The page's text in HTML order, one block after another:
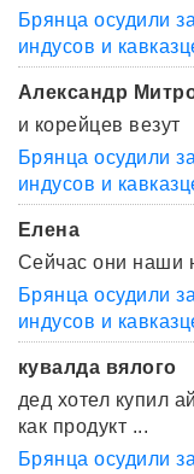
Брянца осудили
индусов и
Александр
и корейцев везут
Брянца осудили
индусов и
Елена
Сейчас они наши
Брянца осудили
индусов и
кувалда вялого
дед хотел купил
как продукт ...
Брянца осудили